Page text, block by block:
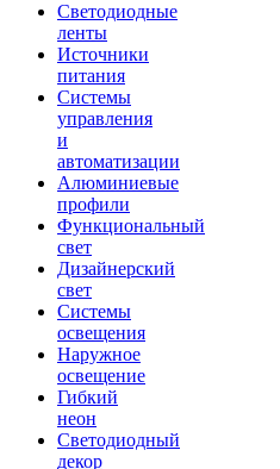
Светодиодные
ленты
Источники
питания
Системы
управления
и
автоматизации
Алюминиевые
профили
Функциональный
свет
Дизайнерский
свет
Системы
освещения
Наружное
освещение
Гибкий
неон
Светодиодный
декор